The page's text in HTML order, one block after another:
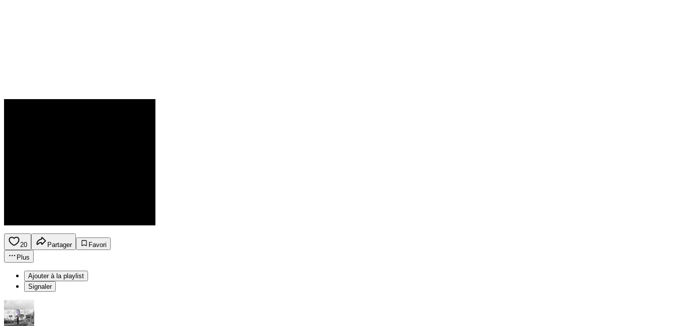
20 Partager
Favori
Plus
Ajouter à la playlist
Signaler